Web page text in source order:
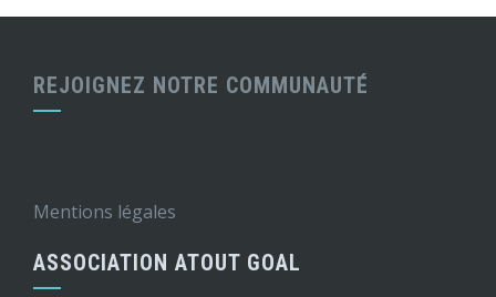
REJOIGNEZ NOTRE COMMUNAUTÉ
Mentions légales
ASSOCIATION ATOUT GOAL